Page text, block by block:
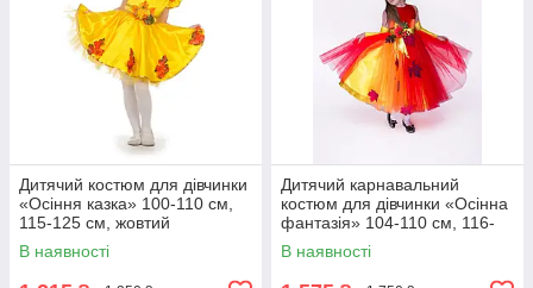
Дитячий костюм для дівчинки
«Осіння казка» 100-110 см,
115-125 см, жовтий
В наявності
Дитячий карнавальний
костюм для дівчинки «Осінна
фантазія» 104-110 см, 116-
128 см, 128-140 см, червоно-
жовтий
В наявності